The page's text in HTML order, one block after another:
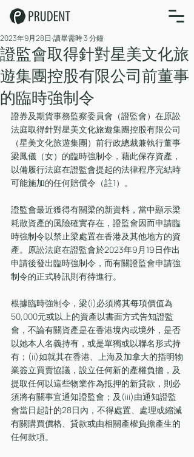
證監會取得針對星美文化旅
遊集團控股有限公司前董事
的臨時強制令
2023年9月28日 讀畢需時 3 分鐘
證券及期貨事務監察委員會（證監會）在原訟
法庭取得針對星美文化旅遊集團控股有限公司
（星美文化旅遊集團）前行政總裁兼執行董事
梁鳳儀（女）的臨時強制令，藉此保存資產，
以備履行法庭在證監會提起的法律程序完結時
可能施加的任何賠償令（註1）。
證監會最近獲得有關梁的新資料，當中顯示梁
耗散資產的風險確實存在，證監會因而申請臨
時強制令以禁止梁處置在香港及其他地方的資
產。原訟法庭在證監會於2023年9月19日作出
申請後發出臨時強制令，而有關證監會申請強
制令的正式聆訊則有待進行。
根據臨時強制令，梁(i)必須將其每項價值為
50,000元或以上的資產以書面方式告知證監
會，不論有關資產是在香港境內或境外，是否
以她本人名義持有，或是單獨或以聯名形式持
有；(ii)如就其在香港、上海及加拿大的指明物
業簽立買賣協議，設立任何新的產權負擔，及
提取任何以這些物業作為抵押的新貸款，則必
須將有關事宜通知證監會；及(iii)由通知證監
會當日起計的28日內，不得處置、處理或縮減
有關購買價格、貸款或由相關產權負擔產生的
任何款項。